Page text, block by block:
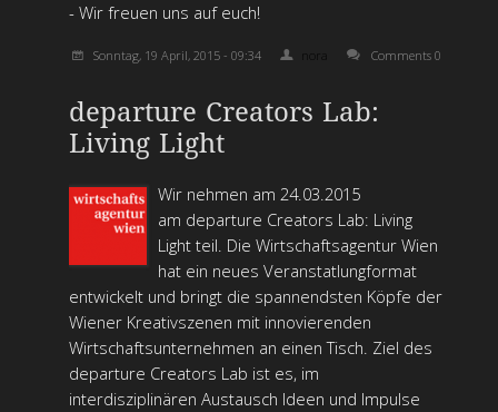
- Wir freuen uns auf euch!
Sonntag, 19 April, 2015 - 09:34 Comments 0
departure Creators Lab:
Living Light
Wir nehmen am 24.03.2015
am departure Creators Lab: Living
Light teil. Die Wirtschaftsagentur Wien
hat ein neues Veranstatlungformat
entwickelt und bringt die spannendsten Köpfe der
Wiener Kreativszenen mit innovierenden
Wirtschaftsunternehmen an einen Tisch. Ziel des
departure Creators Lab ist es, im
interdisziplinären Austausch Ideen und Impulse